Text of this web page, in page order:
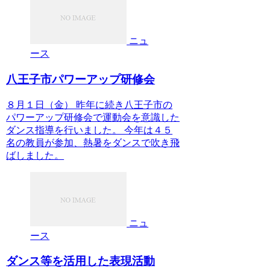
ニュ
ース
八王子市パワーアップ研修会
８月１日（金） 昨年に続き八王子市の
パワーアップ研修会で運動会を意識した
ダンス指導を行いました。 今年は４５
名の教員が参加、熱暑をダンスで吹き飛
ばしました。
ニュ
ース
ダンス等を活用した表現活動